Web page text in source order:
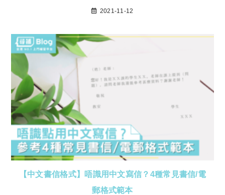
2021-11-12
【中文書信格式】唔識用中文寫信？4種常見書信/電
郵格式範本